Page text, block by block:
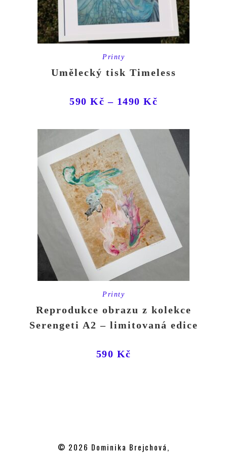
Printy
Umělecký tisk Timeless
590 Kč – 1490 Kč
Printy
Reprodukce obrazu z kolekce
Serengeti A2 – limitovaná edice
590 Kč
© 2026 Dominika Brejchová,